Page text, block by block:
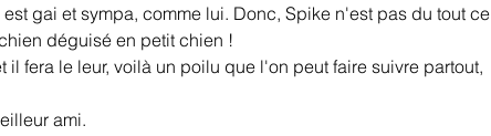
gai et sympa, comme lui. Donc, Spike n'est pas du tout ce
déguisé en petit chien !
fera le leur, voilà un poilu que l'on peut faire suivre partout,
ami.